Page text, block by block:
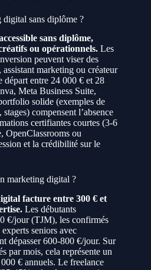
sans diplôme ?
sans diplôme,
ou opérationnels. Les
peuvent viser des
marketing ou créateur
départ entre 24 000 € et 28
Meta Business Suite,
solide (exemples de
compensent l’absence
certifiantes courtes (3-6
OpenClassrooms ou
et la crédibilité sur le
marketing digital ?
facture entre 300 € et
Les débutants
€/jour (TJM), les confirmés
seniors avec
dépasser 600-800 €/jour. Sur
par mois, cela représente un
€ annuels. Le freelance